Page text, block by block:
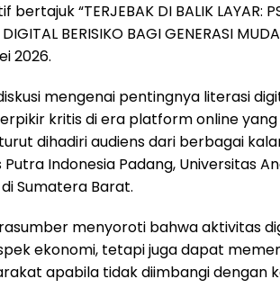
“TERJEBAK DI BALIK LAYAR:
BERISIKO BAGI GENERASI
2026.
mengenai pentingnya literasi
kritis di era platform online
dihadiri audiens dari berbagai
Indonesia Padang, Universitas
Sumatera Barat.
menyoroti bahwa aktivitas
ekonomi, tetapi juga dapat
apabila tidak diimbangi dengan